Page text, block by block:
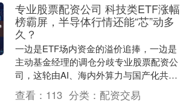
专业股票配资公司 科技类ETF涨幅
榜霸屏，半导体行情还能“芯”动多
久？
一边是ETF场内资金的溢价追捧，一边是
主动基金经理的调仓分歧专业股票配资公
司，这轮由AI、海内外算力与国产化共振
驱动的半导体行情，还能走多远？ 5月6
日，A股与....
查看： 113 分类： 配资交易